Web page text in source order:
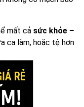
mất cả sức khỏe –
ca làm, hoặc tệ hơn